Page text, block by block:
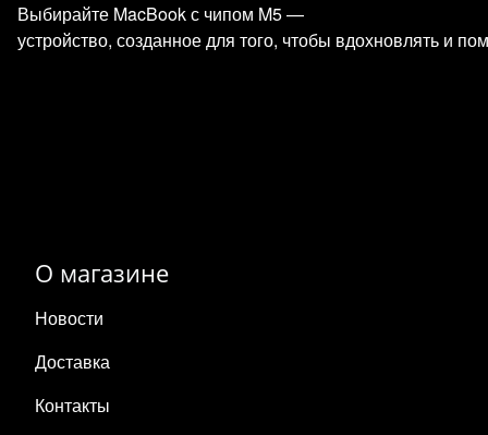
Выбирайте MacBook с чипом M5 —
устройство, созданное для того, чтобы вдохновлять и
О магазине
Новости
Доставка
Контакты